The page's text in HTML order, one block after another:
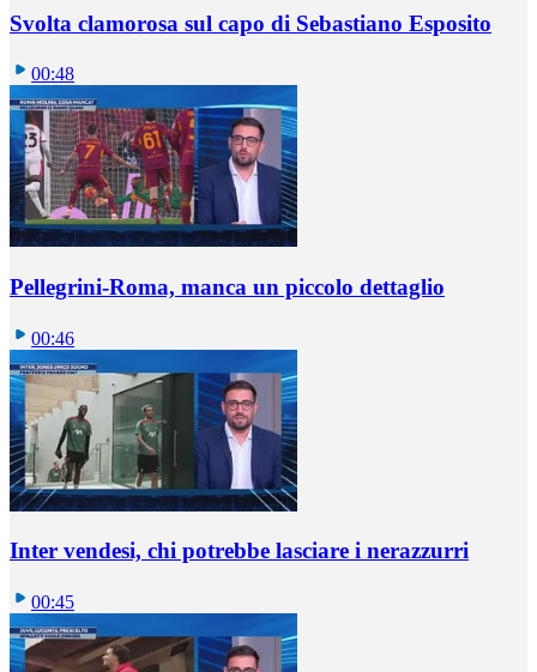
Svolta clamorosa sul capo di Sebastiano Esposito
00:48
Pellegrini-Roma, manca un piccolo dettaglio
00:46
Inter vendesi, chi potrebbe lasciare i nerazzurri
00:45